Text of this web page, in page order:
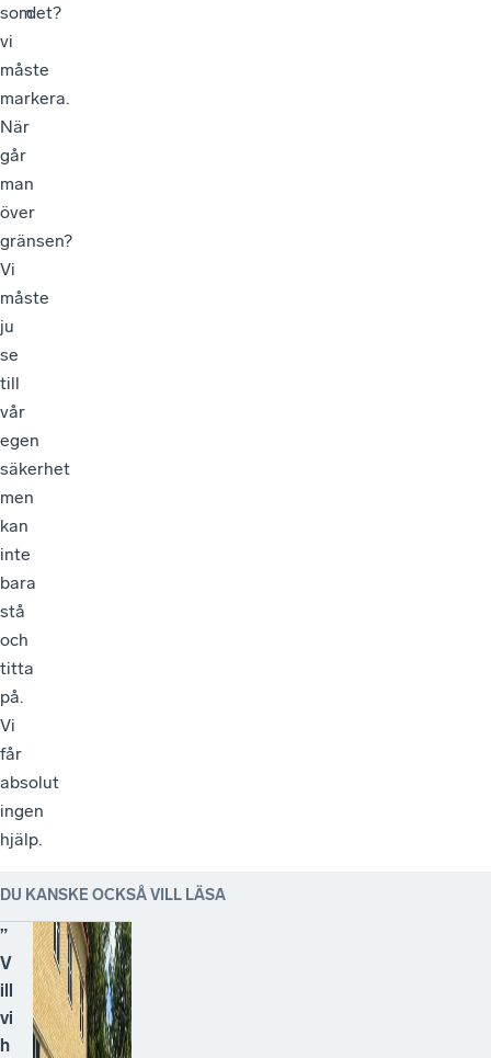
som
vi
måste
markera.
När
går
man
över
gränsen?
Vi
måste
ju
se
till
vår
egen
säkerhet
men
kan
inte
bara
stå
och
titta
på.
Vi
får
absolut
ingen
hjälp.
det?
DU KANSKE OCKSÅ VILL LÄSA
”
V
ill
vi
h